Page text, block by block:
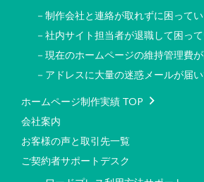
－制作会社と連絡が取れずに困って
－社内サイト担当者が退職して困っ
－現在のホームページの維持管理費
－アドレスに大量の迷惑メールが届
ホームページ制作実績 TOP
会社案内
お客様の声と取引先一覧
ご契約者サポートデスク